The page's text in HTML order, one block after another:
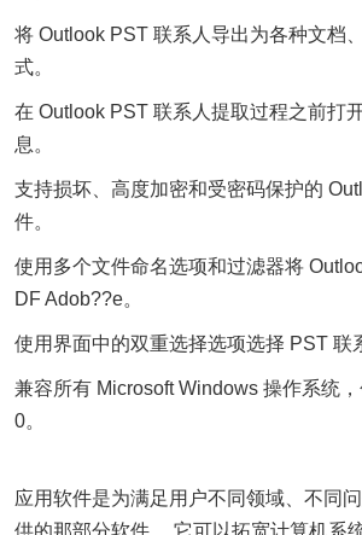
将 Outlook PST 联系人导出为各种文档
式。
在 Outlook PST 联系人提取过程之前打
息。
支持损坏、高度加密和受密码保护的
件。
使用多个文件命名选项和过滤器将
DF Adob??e。
使用界面中的双重选择选项选择 PST 联
兼容所有 Microsoft Windows 操作系统
0。
应用软件是为满足用户不同领域、不同